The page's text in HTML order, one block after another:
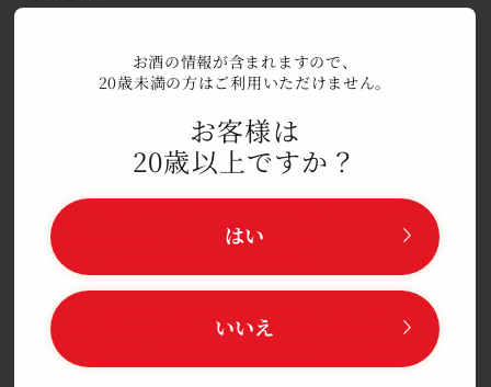
お酒の情報が含まれますので、
20歳未満の方はご利用いただけません。
お客様は
20歳以上ですか？
はい
いいえ
トフォンで読み込み、「アサヒビールLINE公式アカウント」を友だ
ち追加すると、英字2文字＋シリアル番号（14桁）がLINEのトーク
をそのまま送信していただくことでポイントが貯まります。貯まった
ポイントに応じてご希望の賞品にご応募いただけます。キャンペーン
シール1枚で1ポイントとなります。同じシールは使えません。ご応
◎LINEアプリが必要となります。お持ちで無い方は事前にダウンロードのうえ、ご利用
ください。
◎最新版のLINEアプリにアップデートしてご利用ください。
◎LINEアカウントをお持ちでない方はご応募できません。
◎「アサヒビールLINE公式アカウント」を友だち追加いただけない場合、ご応募できま
せん。
◎スマートフォンからのみのご応募となります。パソコン・フィーチャーフォン（ガラ
ケー）でのご応募はできません。また、一部機種は非対応となります。
◎本キャンペーン対象シール裏面に印字されている二次元コード以外でのご応募は、無
効となります。